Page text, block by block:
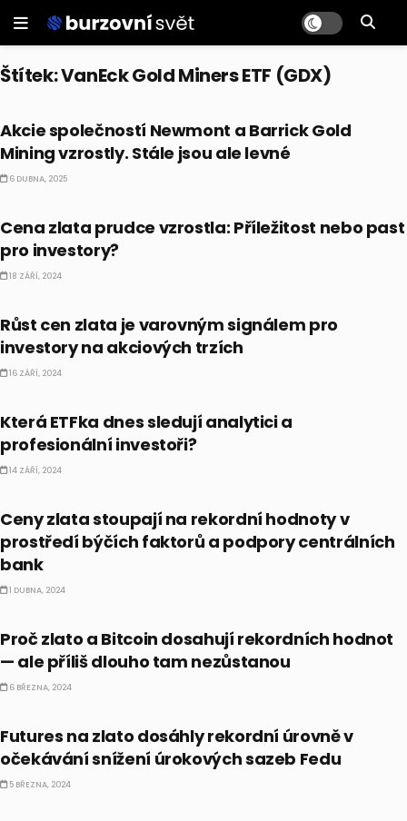
Štítek:VanEck Gold Miners ETF (GDX)
Akcie společností Newmont a Barrick Gold
Mining vzrostly. Stále jsou ale levné
6 DUBNA, 2025
Cena zlata prudce vzrostla: Příležitost nebo past
pro investory?
18 ZÁŘÍ, 2024
Růst cen zlata je varovným signálem pro
investory na akciových trzích
16 ZÁŘÍ, 2024
Která ETFka dnes sledují analytici a
profesionální investoři?
14 ZÁŘÍ, 2024
Ceny zlata stoupají na rekordní hodnoty v
prostředí býčích faktorů a podpory centrálních
bank
1 DUBNA, 2024
Proč zlato a Bitcoin dosahují rekordních hodnot
— ale příliš dlouho tam nezůstanou
6 BŘEZNA, 2024
Futures na zlato dosáhly rekordní úrovně v
očekávání snížení úrokových sazeb Fedu
5 BŘEZNA, 2024